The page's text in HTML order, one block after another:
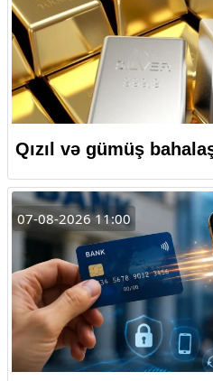
Qızıl və gümüş
07-08-2026 11:00